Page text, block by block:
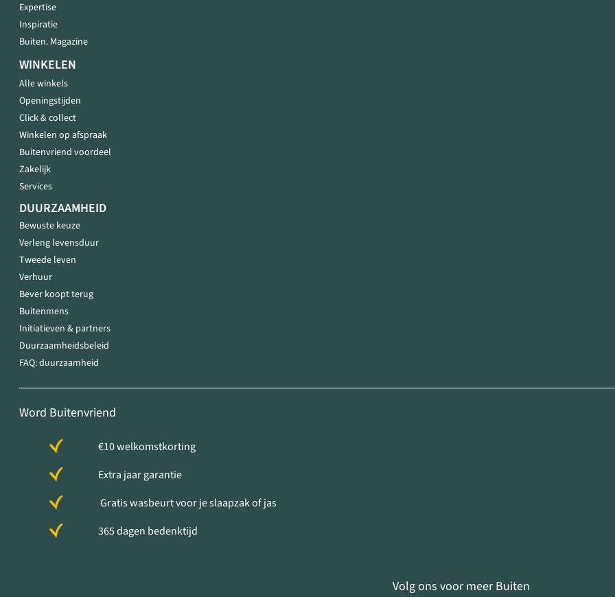
Expertise
Inspiratie
Buiten. Magazine
WINKELEN
Alle winkels
Openingstijden
Click & collect
Winkelen op afspraak
Buitenvriend voordeel
Zakelijk
Services
DUURZAAMHEID
Bewuste keuze
Verleng levensduur
Tweede leven
Verhuur
Bever koopt terug
Buitenmens
Initiatieven & partners
Duurzaamheidsbeleid
FAQ: duurzaamheid
Word Buitenvriend
€10 welkomstkorting
Extra jaar garantie
Gratis wasbeurt voor je slaapzak of jas
365 dagen bedenktijd
Volg ons voor meer Buiten